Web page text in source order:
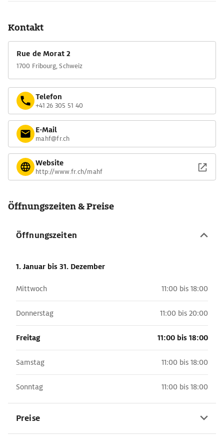
Kontakt
Rue de Morat 2
1700 Fribourg, Schweiz
Telefon
+41 26 305 51 40
E-Mail
mahf@fr.ch
Website
http://www.fr.ch/mahf
Öffnungszeiten & Preise
Öffnungszeiten
1. Januar bis 31. Dezember
Mittwoch 11:00 bis 18:00
Donnerstag 11:00 bis 20:00
Freitag 11:00 bis 18:00
Samstag 11:00 bis 18:00
Sonntag 11:00 bis 18:00
Preise